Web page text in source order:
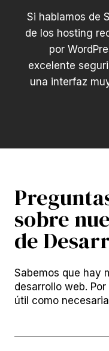
Si hablamos de
de los hosting
por
excelente
una interfaz
sobre
de
Sabemos que hay
desarrollo web.
útil como